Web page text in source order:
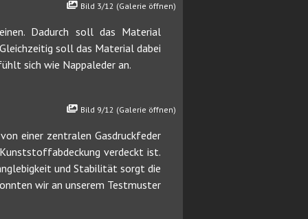
Bild 3/12 (Galerie öffnen)
Dadurch soll das Material
soll das Material dabei
sich wie Nappaleder an.
Bild 9/12 (Galerie öffnen)
einer zentralen Gasdruckfeder
verdeckt ist.
und Stabilität sorgt die
wir an unserem Testmuster